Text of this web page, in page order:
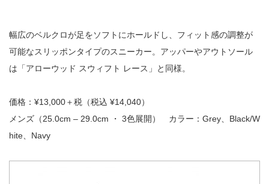
幅広のベルクロが足をソフトにホールドし、フィット感の調整が
可能なスリッポンタイプのスニーカー。アッパーやアウトソール
は「アローウッド スウィフト レース」と同様。
価格：¥13,000＋税（税込 ¥14,040）
メンズ（25.0cm – 29.0cm ・ 3色展開） カラー：Grey、Black/W
hite、Navy